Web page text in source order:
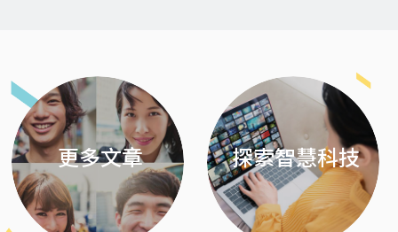
更多文章 探索智慧科技